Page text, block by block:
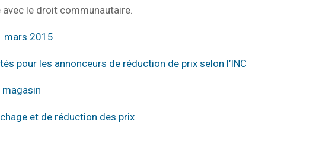
le droit communautaire.
mars 2015
pour les annonceurs de réduction de prix selon l’INC
magasin
et de réduction des prix